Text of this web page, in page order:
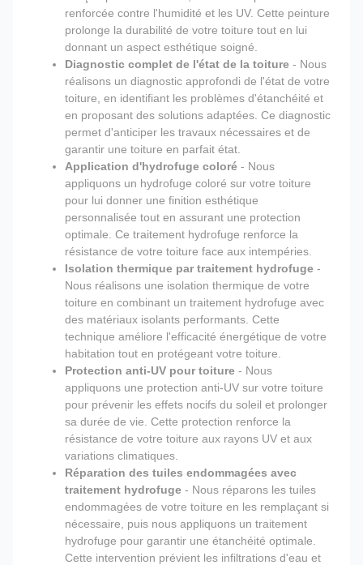
renforcée contre l'humidité et les UV. Cette peinture
prolonge la durabilité de votre toiture tout en lui
donnant un aspect esthétique soigné.
Diagnostic complet de l'état de la toiture - Nous
réalisons un diagnostic approfondi de l'état de votre
toiture, en identifiant les problèmes d'étanchéité et
en proposant des solutions adaptées. Ce diagnostic
permet d'anticiper les travaux nécessaires et de
garantir une toiture en parfait état.
Application d'hydrofuge coloré - Nous
appliquons un hydrofuge coloré sur votre toiture
pour lui donner une finition esthétique
personnalisée tout en assurant une protection
optimale. Ce traitement hydrofuge renforce la
résistance de votre toiture face aux intempéries.
Isolation thermique par traitement hydrofuge -
Nous réalisons une isolation thermique de votre
toiture en combinant un traitement hydrofuge avec
des matériaux isolants performants. Cette
technique améliore l'efficacité énergétique de votre
habitation tout en protégeant votre toiture.
Protection anti-UV pour toiture - Nous
appliquons une protection anti-UV sur votre toiture
pour prévenir les effets nocifs du soleil et prolonger
sa durée de vie. Cette protection renforce la
résistance de votre toiture aux rayons UV et aux
variations climatiques.
Réparation des tuiles endommagées avec
traitement hydrofuge - Nous réparons les tuiles
endommagées de votre toiture en les remplaçant si
nécessaire, puis nous appliquons un traitement
hydrofuge pour garantir une étanchéité optimale.
Cette intervention prévient les infiltrations d'eau et